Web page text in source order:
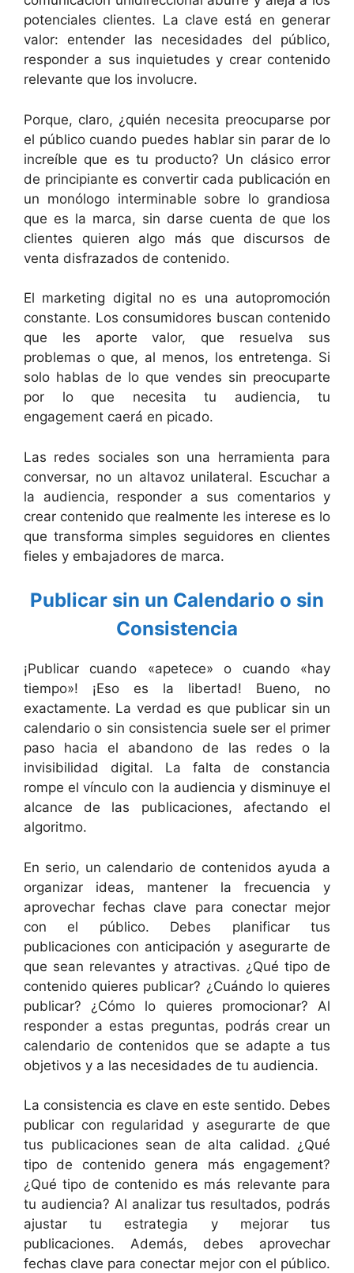
potenciales clientes. La clave está en generar
valor: entender las necesidades del público,
responder a sus inquietudes y crear contenido
relevante que los involucre.
Porque, claro, ¿quién necesita preocuparse por
el público cuando puedes hablar sin parar de lo
increíble que es tu producto? Un clásico error
de principiante es convertir cada publicación en
un monólogo interminable sobre lo grandiosa
que es la marca, sin darse cuenta de que los
clientes quieren algo más que discursos de
venta disfrazados de contenido.
El marketing digital no es una autopromoción
constante. Los consumidores buscan contenido
que les aporte valor, que resuelva sus
problemas o que, al menos, los entretenga. Si
solo hablas de lo que vendes sin preocuparte
por lo que necesita tu audiencia, tu
engagement caerá en picado.
Las redes sociales son una herramienta para
conversar, no un altavoz unilateral. Escuchar a
la audiencia, responder a sus comentarios y
crear contenido que realmente les interese es lo
que transforma simples seguidores en clientes
fieles y embajadores de marca.
Publicar sin un Calendario o sin
Consistencia
¡Publicar cuando «apetece» o cuando «hay
tiempo»! ¡Eso es la libertad! Bueno, no
exactamente. La verdad es que publicar sin un
calendario o sin consistencia suele ser el primer
paso hacia el abandono de las redes o la
invisibilidad digital. La falta de constancia
rompe el vínculo con la audiencia y disminuye el
alcance de las publicaciones, afectando el
algoritmo.
En serio, un calendario de contenidos ayuda a
organizar ideas, mantener la frecuencia y
aprovechar fechas clave para conectar mejor
con el público. Debes planificar tus
publicaciones con anticipación y asegurarte de
que sean relevantes y atractivas. ¿Qué tipo de
contenido quieres publicar? ¿Cuándo lo quieres
publicar? ¿Cómo lo quieres promocionar? Al
responder a estas preguntas, podrás crear un
calendario de contenidos que se adapte a tus
objetivos y a las necesidades de tu audiencia.
La consistencia es clave en este sentido. Debes
publicar con regularidad y asegurarte de que
tus publicaciones sean de alta calidad. ¿Qué
tipo de contenido genera más engagement?
¿Qué tipo de contenido es más relevante para
tu audiencia? Al analizar tus resultados, podrás
ajustar tu estrategia y mejorar tus
publicaciones. Además, debes aprovechar
fechas clave para conectar mejor con el público.